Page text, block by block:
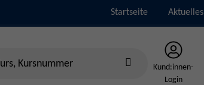
Startseite Aktuelles
Kund:innen-
Login